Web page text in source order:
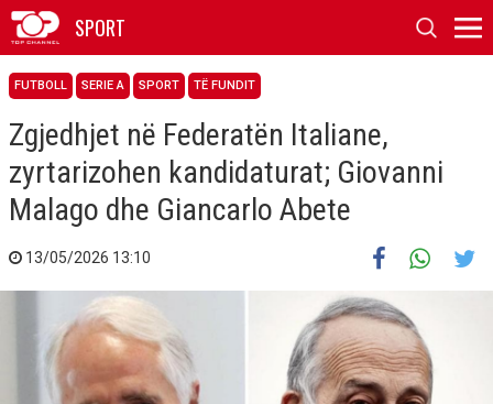
SPORT
FUTBOLL SERIE A SPORT TË FUNDIT
Zgjedhjet në Federatën Italiane,
zyrtarizohen kandidaturat; Giovanni
Malago dhe Giancarlo Abete
13/05/2026 13:10